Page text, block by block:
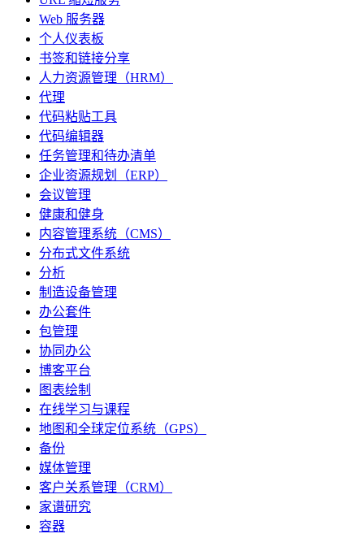
Web 服务器
个人仪表板
书签和链接分享
人力资源管理（HRM）
代理
代码粘贴工具
代码编辑器
任务管理和待办清单
企业资源规划（ERP）
会议管理
健康和健身
内容管理系统（CMS）
分布式文件系统
分析
制造设备管理
办公套件
包管理
协同办公
博客平台
图表绘制
在线学习与课程
地图和全球定位系统（GPS）
备份
媒体管理
客户关系管理（CRM）
家谱研究
容器